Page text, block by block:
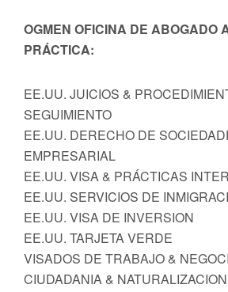
OGMEN OFICINA DE ABOGADO
PRÁCTICA:
EE.UU. JUICIOS &
SEGUIMIENTO
EE.UU. DERECHO DE
EMPRESARIAL
EE.UU. VISA & PRÁCTICAS
EE.UU. SERVICIOS DE
EE.UU. VISA DE INVERSION
EE.UU. TARJETA VERDE
VISADOS DE TRABAJO &
CIUDADANIA & NATURALIZACION